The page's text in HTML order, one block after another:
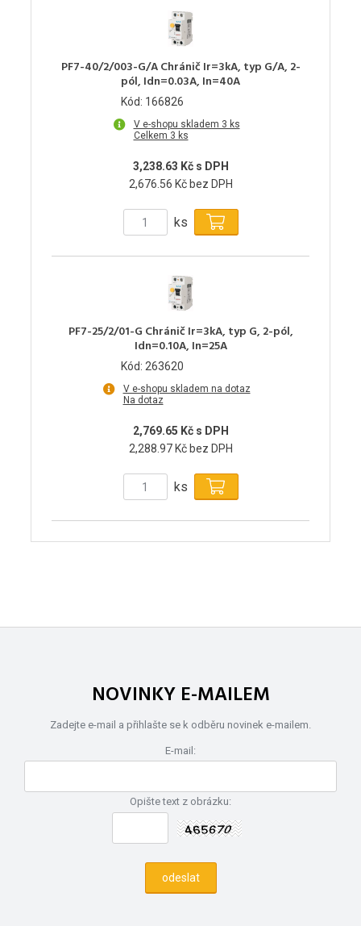
PF7-40/2/003-G/A Chránič Ir=3kA, typ G/A, 2-
pól, Idn=0.03A, In=40A
Kód: 166826
V e-shopu skladem 3 ks
Celkem 3 ks
3,238.63 Kč s DPH
2,676.56 Kč bez DPH
ks
PF7-25/2/01-G Chránič Ir=3kA, typ G, 2-pól,
Idn=0.10A, In=25A
Kód: 263620
V e-shopu skladem na dotaz
Na dotaz
2,769.65 Kč s DPH
2,288.97 Kč bez DPH
ks
NOVINKY E-MAILEM
Zadejte e-mail a přihlašte se k odběru novinek e-mailem.
E-mail:
Opište text z obrázku: